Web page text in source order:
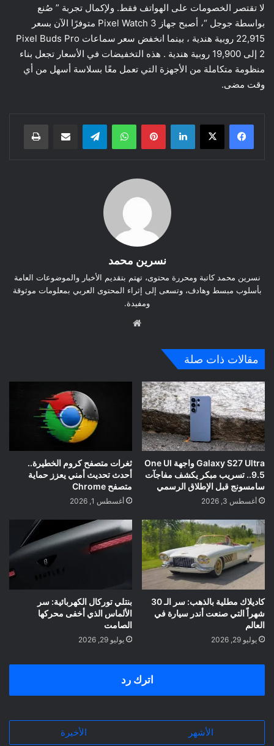
لا تقتصر الخصومات على الهواتف فقط. ولإكمال تجربة ” صُنع
بواسطة جوجل “، أصبح جهاز Pixel Watch 3 متوفرًا الآن بسعر
22,915 روبية هندية ، بينما انخفض سعر سماعات Pixel Buds Pro
2 إلى 19,900 روبية هندية . هذه التخفيضات في الأسعار تجعل بناء
منظومة متكاملة من الأجهزة التي تعمل معًا بسلاسة أسهل من أي
وقت مضى.
لينكدإن بينتيريست واتساب
نسرين محمد
نسرين محمد كاتبة ومحررة محتوى، تهتم بتقديم الأخبار والموضوعات العامة
بأسلوب مبسط وهادف، وتسعى إلى إثراء المحتوى العربي بمعلومات موثوقة
ومفيدة.
مقالات ذات صلة
Galaxy S27 Ultra واجهة One UI
9.5.. تسريب مبكر يكشف مفاجآت
سامسونج قبل الإطلاق الرسمي
أغسطس 3, 2026
ثغرات متصفح كروم الخطيرة..
أحدث تحديث أمني يعزز حماية
متصفح Chrome
أغسطس 1, 2026
كاديلاك مطلية بالذهب: سر الـ 30
شهراً التي صنعت أندر سيارة في
العالم
يوليو 29, 2026
بنتلي توركال الكهربائية: سر
الألماس الذي أخفى محركها
الصامت
يوليو 29, 2026
اترك رد
الأشهر الأخيرة